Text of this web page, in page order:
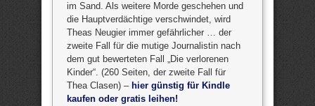
im Sand. Als weitere Morde geschehen und
die Hauptverdächtige verschwindet, wird
Theas Neugier immer gefährlicher … der
zweite Fall für die mutige Journalistin nach
dem gut bewerteten Fall „Die verlorenen
Kinder“. (260 Seiten, der zweite Fall für
Thea Clasen) – hier günstig für Kindle
kaufen oder gratis leihen!